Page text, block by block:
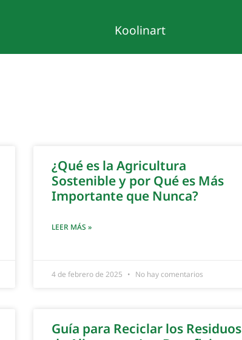
Koolinart
¿Qué es la Agricultura
Sostenible y por Qué es Más
Importante que Nunca?
LEER MÁS »
4 de febrero de 2025 No hay comentarios
Guía para Reciclar los Residuos